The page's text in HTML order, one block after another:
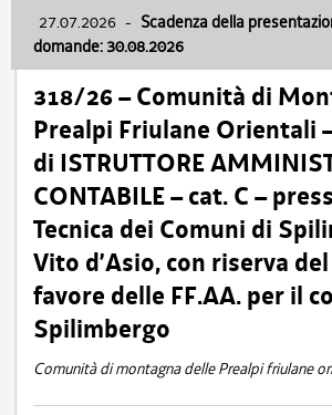
27.07.2026 - Scadenza della
domande: 30.08.2026
318/26 – Comunità di
Prealpi Friulane Orientali
di ISTRUTTORE
CONTABILE – cat. C –
Tecnica dei Comuni di
Vito d’Asio, con riserva
favore delle FF.AA. per il
Spilimbergo
Comunità di montagna delle Prealpi friulane